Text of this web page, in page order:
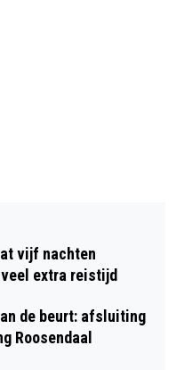
PUNT IN
DOOR
DIE DOOD EN
vijf nachten
extra reistijd
de beurt: afsluiting
Roosendaal